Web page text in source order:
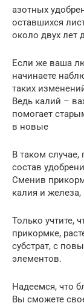
азотных
оставшихся
около двух лет
Если же ваша
начинаете
таких
Ведь калий –
помогает
в новые
В таком
состав
Сменив
калия и
Только учтите,
прикормке,
субстрат, с
элементов.
Надеемся, что
Вы сможете